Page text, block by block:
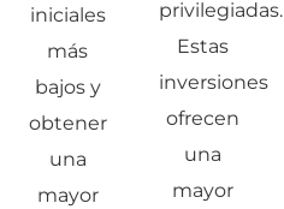
iniciales
más
bajos y
obtener
una
mayor
privilegiadas.
Estas
inversiones
ofrecen
una
mayor